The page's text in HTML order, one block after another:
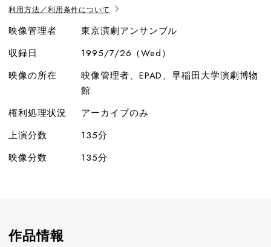
利用方法／利用条件について
映像管理者
東京演劇アンサンブル
収録日
1995/7/26（Wed）
映像の所在
映像管理者、EPAD、早稲田大学演劇博物
館
権利処理状況
アーカイブのみ
上演分数
135分
映像分数
135分
作品情報